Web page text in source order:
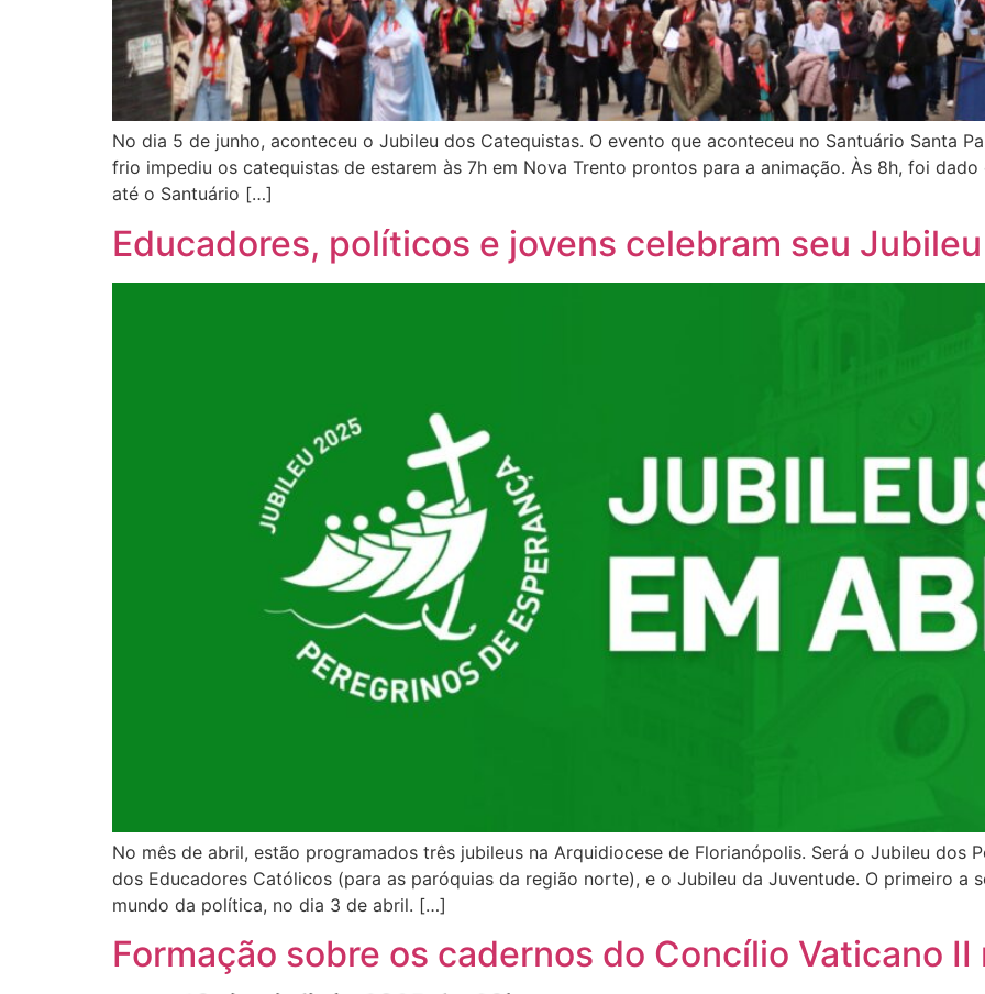
No dia 5 de junho, aconteceu o Jubileu dos Catequistas. O evento que aconteceu no Santuário Santa
frio impediu os catequistas de estarem às 7h em Nova Trento prontos para a animação. Às 8h, foi
até o Santuário […]
Educadores, políticos e jovens celebram seu
No mês de abril, estão programados três jubileus na Arquidiocese de Florianópolis. Será o Jubileu dos
dos Educadores Católicos (para as paróquias da região norte), e o Jubileu da Juventude. O primeiro a
mundo da política, no dia 3 de abril. […]
Formação sobre os cadernos do Concílio Vaticano